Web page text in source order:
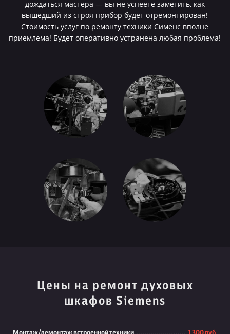
дождаться мастера — вы не успеете заметить, как
вышедший из строя прибор будет отремонтирован!
Стоимость услуг по ремонту техники Сименс вполне
приемлема! Будет оперативно устранена любая проблема!
Цены на ремонт духовых
шкафов Siemens